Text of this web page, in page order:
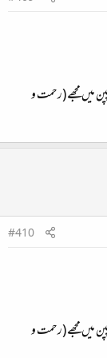
میں مجھے (رحمت و
#410
میں مجھے (رحمت و